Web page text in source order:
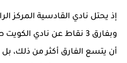
وبفارق 3 نقاط عن نادي
أن يتسع الفارق أكثر من ذلك،